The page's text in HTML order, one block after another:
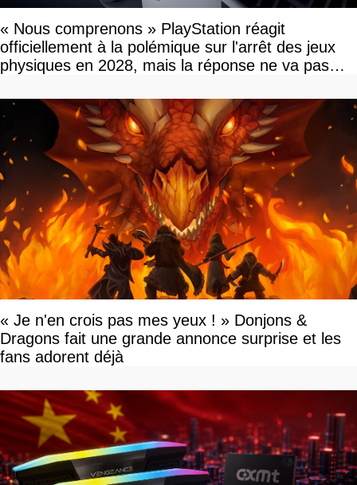
« Nous comprenons » PlayStation réagit
officiellement à la polémique sur l'arrêt des jeux
physiques en 2028, mais la réponse ne va pas
« Je n'en crois pas mes yeux ! » Donjons &
Dragons fait une grande annonce surprise et les
fans adorent déjà